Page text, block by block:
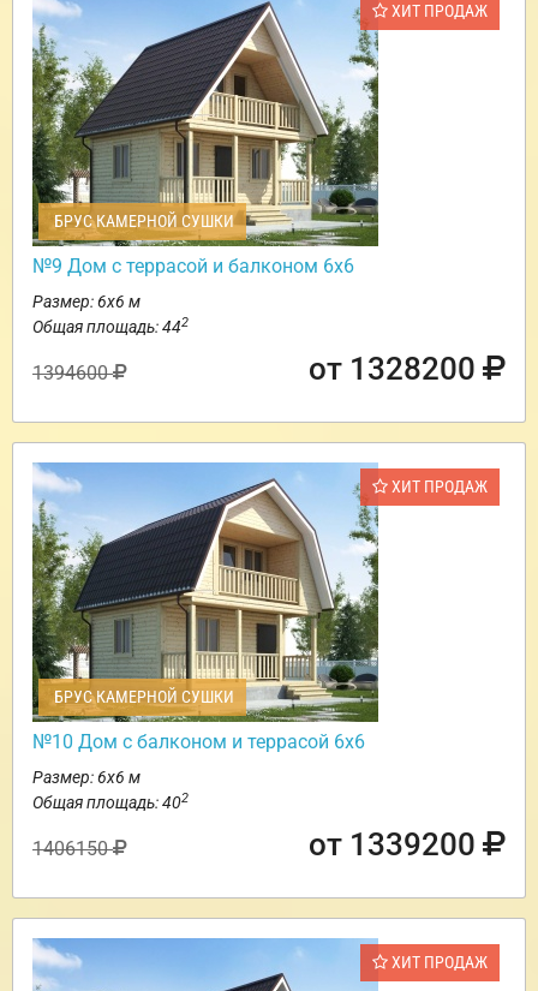
ХИТ ПРОДАЖ
БРУС КАМЕРНОЙ СУШКИ
№9 Дом с террасой и балконом 6х6
Размер: 6х6 м
Общая площадь: 442
1394600 от 1328200
ХИТ ПРОДАЖ
БРУС КАМЕРНОЙ СУШКИ
№10 Дом с балконом и террасой 6х6
Размер: 6х6 м
Общая площадь: 402
1406150 от 1339200
ХИТ ПРОДАЖ